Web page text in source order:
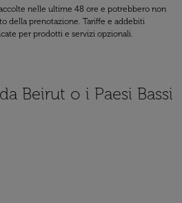
nelle ultime 48 ore e potrebbero non
della prenotazione. Tariffe e addebiti
per prodotti e servizi opzionali.
Beirut o i Paesi Bassi